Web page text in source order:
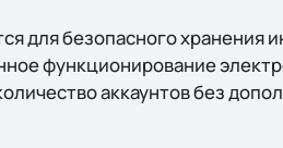
для безопасного
функционирование
аккаунтов без